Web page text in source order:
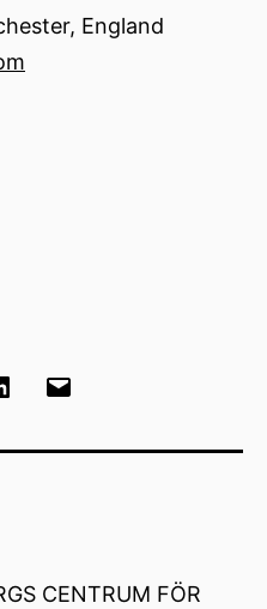
England
LinkedIn
CENTRUM FÖR